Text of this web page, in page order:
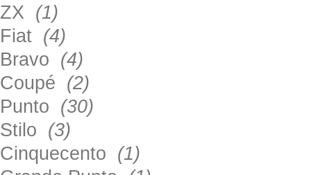
ZX (1)
Fiat (4)
Bravo (4)
Coupé (2)
Punto (30)
Stilo (3)
Cinquecento (1)